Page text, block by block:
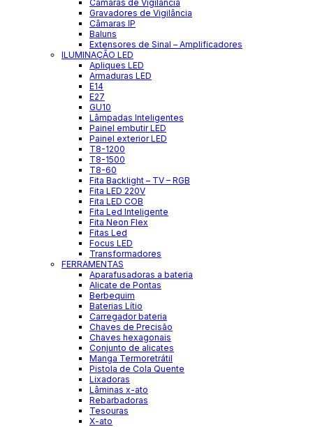
Câmaras de Vigilância
Gravadores de Vigilância
Câmaras IP
Baluns
Extensores de Sinal – Amplificadores
ILUMINAÇÃO LED
Apliques LED
Armaduras LED
E14
E27
GU10
Lâmpadas Inteligentes
Painel embutir LED
Painel exterior LED
T8-1200
T8-1500
T8-60
Fita Backlight – TV – RGB
Fita LED 220V
Fita LED COB
Fita Led Inteligente
Fita Neon Flex
Fitas Led
Focus LED
Transformadores
FERRAMENTAS
Aparafusadoras a bateria
Alicate de Pontas
Berbequim
Baterias Lítio
Carregador bateria
Chaves de Precisão
Chaves hexagonais
Conjunto de alicates
Manga Termoretrátil
Pistola de Cola Quente
Lixadoras
Lâminas x-ato
Rebarbadoras
Tesouras
X-ato